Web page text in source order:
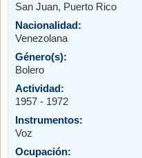
San Juan, Puerto Rico
Nacionalidad:
Venezolana
Género(s):
Bolero
Actividad:
1957 - 1972
Instrumentos:
Voz
Ocupación: